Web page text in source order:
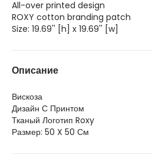
All-over printed design
ROXY cotton branding patch
Size: 19.69'' [h] x 19.69'' [w]
Описание
Вискоза
Дизайн С Принтом
Тканый Логотип Roxy
Размер: 50 X 50 См